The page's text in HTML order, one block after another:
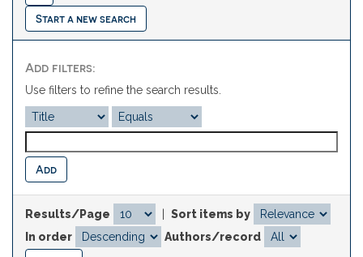
Start a new search
Add filters:
Use filters to refine the search results.
Results/Page
Sort items by
In order
Authors/record